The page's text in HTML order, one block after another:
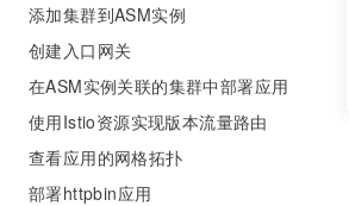
添加集群到ASM实例
创建入口网关
在ASM实例关联的集群中部署应用
使用Istio资源实现版本流量路由
查看应用的网格拓扑
部署httpbin应用
容器
存储
网络与CDN
大数据
现代化应用